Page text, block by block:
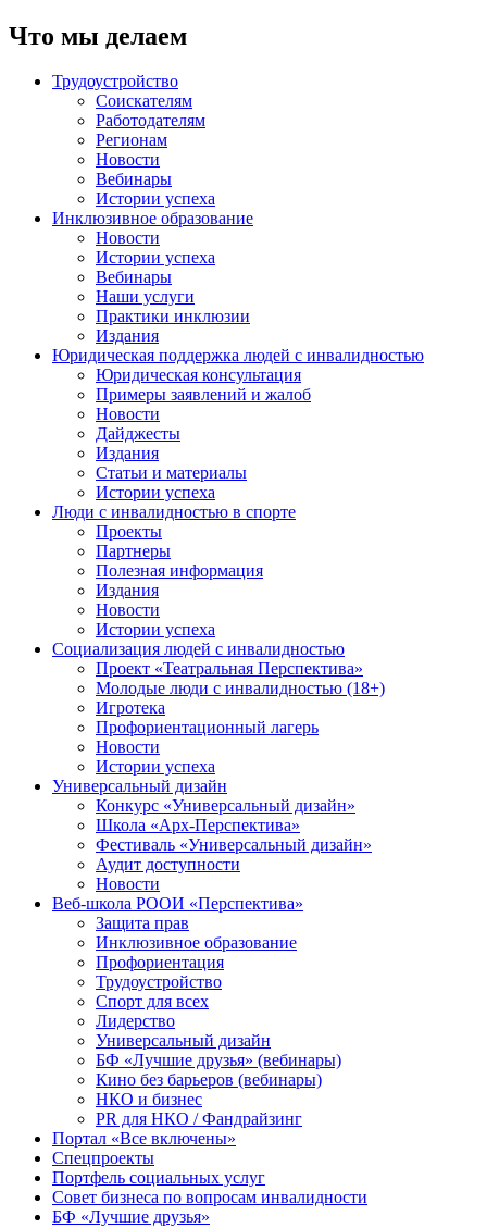
Что мы делаем
Трудоустройство
Соискателям
Работодателям
Регионам
Новости
Вебинары
Истории успеха
Инклюзивное образование
Новости
Истории успеха
Вебинары
Наши услуги
Практики инклюзии
Издания
Юридическая поддержка людей с инвалидностью
Юридическая консультация
Примеры заявлений и жалоб
Новости
Дайджесты
Издания
Статьи и материалы
Истории успеха
Люди с инвалидностью в спорте
Проекты
Партнеры
Полезная информация
Издания
Новости
Истории успеха
Социализация людей с инвалидностью
Проект «Театральная Перспектива»
Молодые люди с инвалидностью (18+)
Игротека
Профориентационный лагерь
Новости
Истории успеха
Универсальный дизайн
Конкурс «Универсальный дизайн»
Школа «Арх-Перспектива»
Фестиваль «Универсальный дизайн»
Аудит доступности
Новости
Веб-школа РООИ «Перспектива»
Защита прав
Инклюзивное образование
Профориентация
Трудоустройство
Спорт для всех
Лидерство
Универсальный дизайн
БФ «Лучшие друзья» (вебинары)
Кино без барьеров (вебинары)
НКО и бизнес
PR для НКО / Фандрайзинг
Портал «Все включены»
Спецпроекты
Портфель социальных услуг
Совет бизнеса по вопросам инвалидности
БФ «Лучшие друзья»